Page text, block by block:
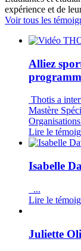
expérience et de
Voir tous les
Alliez
Thotis a
Mastère
Lire le
Isabelle
...
Lire le
Juliette